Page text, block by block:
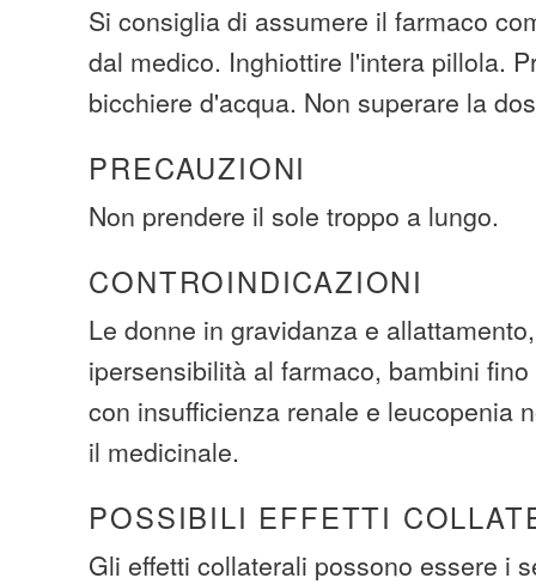
Si consiglia di assumere il farmaco
dal medico. Inghiottire l'intera pillola.
bicchiere d'acqua. Non superare la
PRECAUZIONI
Non prendere il sole troppo a lungo.
CONTROINDICAZIONI
Le donne in gravidanza e
ipersensibilità al farmaco, bambini
con insufficienza renale e leucopenia
il medicinale.
POSSIBILI EFFETTI
Gli effetti collaterali possono essere i